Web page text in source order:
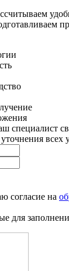
специалист
всех
согласие на
для